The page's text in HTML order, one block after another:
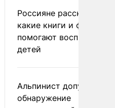
Россияне рассказали,
какие книги и фильмы
помогают воспитывать
детей
Альпинист допустил
обнаружение